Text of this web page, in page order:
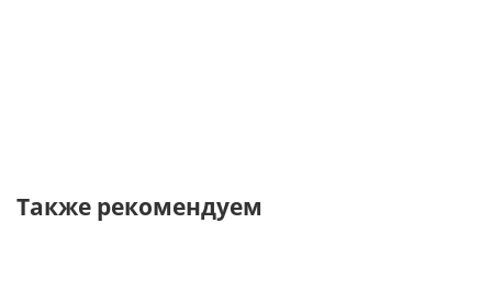
Также рекомендуем